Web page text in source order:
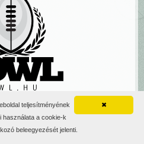
sejteni lehetett, Reggie
✖
teljesítményének
használata a cookie-k
beleegyezését jelenti.